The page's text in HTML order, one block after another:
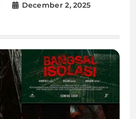
December 2, 2025